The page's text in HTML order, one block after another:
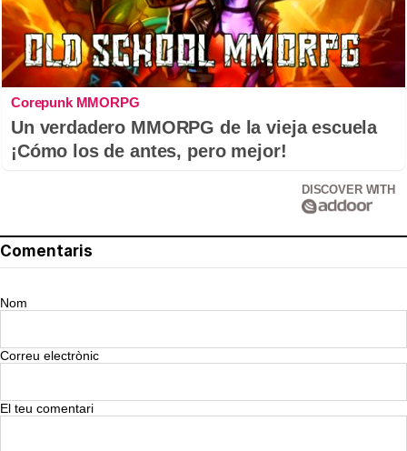
Corepunk MMORPG
Un verdadero MMORPG de la vieja escuela
¡Cómo los de antes, pero mejor!
DISCOVER WITH
Comentaris
Nom
Correu electrònic
El teu comentari